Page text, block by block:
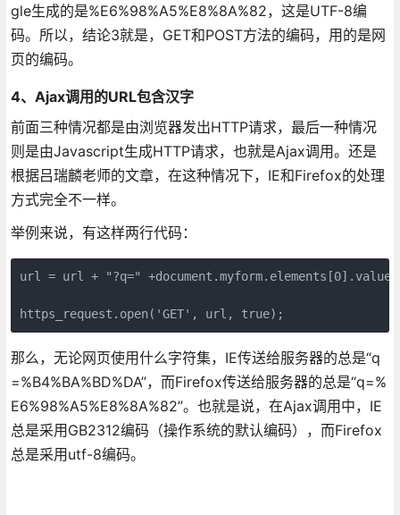
gle生成的是%E6%98%A5%E8%8A%82，这是UTF-8编
码。所以，结论3就是，GET和POST方法的编码，用的是网
页的编码。
4、Ajax调用的URL包含汉字
前面三种情况都是由浏览器发出HTTP请求，最后一种情况
则是由Javascript生成HTTP请求，也就是Ajax调用。还是
根据吕瑞麟老师的文章，在这种情况下，IE和Firefox的处理
方式完全不一样。
举例来说，有这样两行代码：
url = url + "?q=" +document.myform.elements[0].value; //
https_request.open('GET', url, true);
那么，无论网页使用什么字符集，IE传送给服务器的总是“q
=%B4%BA%BD%DA”，而Firefox传送给服务器的总是“q=%
E6%98%A5%E8%8A%82”。也就是说，在Ajax调用中，IE
总是采用GB2312编码（操作系统的默认编码），而Firefox
总是采用utf-8编码。